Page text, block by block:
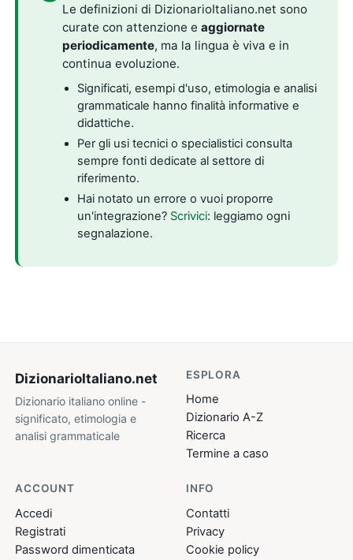
Le definizioni di DizionarioItaliano.net sono
curate con attenzione eaggiornate
periodicamente, ma la lingua è viva e in
continua evoluzione.
Significati, esempi d'uso, etimologia e analisi
grammaticale hanno finalità informative e
didattiche.
Per gli usi tecnici o specialistici consulta
sempre fonti dedicate al settore di
riferimento.
Hai notato un errore o vuoi proporre
un'integrazione? Scrivici: leggiamo ogni
segnalazione.
DizionarioItaliano.net
Dizionario italiano online -
significato, etimologia e
analisi grammaticale
ESPLORA
Home
Dizionario A-Z
Ricerca
Termine a caso
ACCOUNT
Accedi
Registrati
Password dimenticata
INFO
Contatti
Privacy
Cookie policy